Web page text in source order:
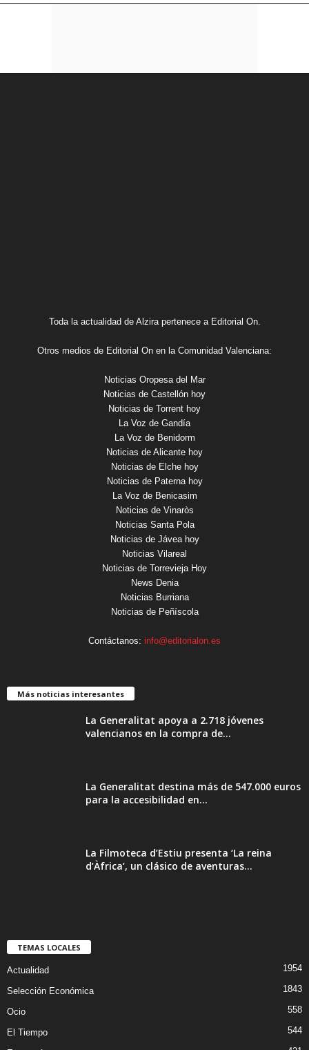
Toda la actualidad de Alzira pertenece a Editorial On.
Otros medios de Editorial On en la Comunidad Valenciana:
Noticias Oropesa del Mar
Noticias de Castellón hoy
Noticias de Torrent hoy
La Voz de Gandía
La Voz de Benidorm
Noticias de Alicante hoy
Noticias de Elche hoy
Noticias de Paterna hoy
La Voz de Benicasim
Noticias de Vinaròs
Noticias Santa Pola
Noticias de Jávea hoy
Noticias Vilareal
Noticias de Torrevieja Hoy
News Denia
Noticias Burriana
Noticias de Peñíscola
Contáctanos: info@editorialon.es
Más noticias interesantes
La Generalitat apoya a 2.718 jóvenes
valencianos en la compra de...
La Generalitat destina más de 547.000 euros
para la accesibilidad en...
La Filmoteca d’Estiu presenta ‘La reina
d’Àfrica’, un clásico de aventuras...
TEMAS LOCALES
Actualidad 1954
Selección Económica 1843
Ocio 558
El Tiempo 544